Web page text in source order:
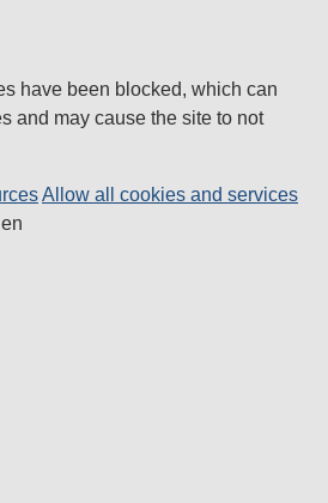
have been blocked, which can
and may cause the site to not
Allow all cookies and services